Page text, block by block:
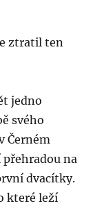
ztratil ten
jedno
svého
Černém
přehradou na
dvacítky.
které leží